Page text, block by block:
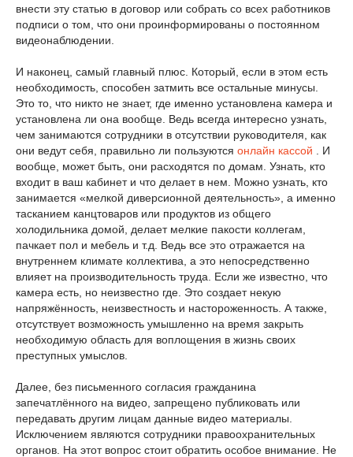
внести эту статью в договор или собрать со всех работников
подписи о том, что они проинформированы о постоянном
видеонаблюдении.
И наконец, самый главный плюс. Который, если в этом есть
необходимость, способен затмить все остальные минусы.
Это то, что никто не знает, где именно установлена камера и
установлена ли она вообще. Ведь всегда интересно узнать,
чем занимаются сотрудники в отсутствии руководителя, как
они ведут себя, правильно ли пользуются онлайн кассой . И
вообще, может быть, они расходятся по домам. Узнать, кто
входит в ваш кабинет и что делает в нем. Можно узнать, кто
занимается «мелкой диверсионной деятельность», а именно
тасканием канцтоваров или продуктов из общего
холодильника домой, делает мелкие пакости коллегам,
пачкает пол и мебель и т.д. Ведь все это отражается на
внутреннем климате коллектива, а это непосредственно
влияет на производительность труда. Если же известно, что
камера есть, но неизвестно где. Это создает некую
напряжённость, неизвестность и настороженность. А также,
отсутствует возможность умышленно на время закрыть
необходимую область для воплощения в жизнь своих
преступных умыслов.
Далее, без письменного согласия гражданина
запечатлённого на видео, запрещено публиковать или
передавать другим лицам данные видео материалы.
Исключением являются сотрудники правоохранительных
органов. На этот вопрос стоит обратить особое внимание. Не